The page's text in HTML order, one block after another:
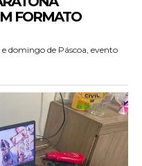
FORMATO
domingo de Páscoa, evento